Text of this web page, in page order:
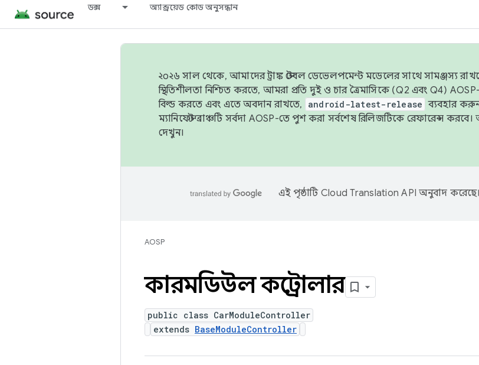
ডক্স অ্যান্ড্রয়েড কোড অনুসন্ধান
২০২৬ সাল থেকে, আমাদের ট্রাঙ্ক স্টেবল ডেভেলপমেন্ট মডেলের সাথে সামঞ্জস্য
স্থিতিশীলতা নিশ্চিত করতে, আমরা প্রতি দুই ও চার ত্রৈমাসিকে (Q2 এবং Q4)
বিল্ড করতে এবং এতে অবদান রাখতে,
android-latest-release ব্যবহার
ম্যানিফেস্ট ব্রাঞ্চটি সর্বদা AOSP-তে পুশ করা সর্বশেষ রিলিজটিকে রেফারেন্স
দেখুন।
এই পৃষ্ঠাটি Cloud Translation API অনুবাদ করেছে।
AOSP
কারমডিউল কন্ট্রোলার
public class CarModuleController
extends BaseModuleController